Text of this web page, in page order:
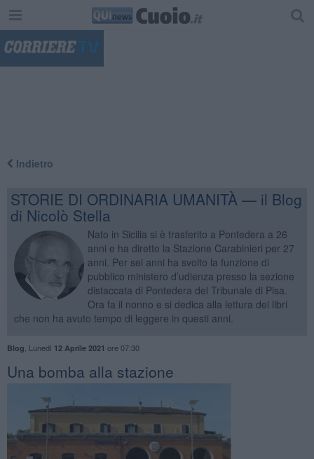
Indietro
STORIE DI ORDINARIA UMANITÀ — il Blog
di Nicolò Stella
Nato in Sicilia si è trasferito a Pontedera a 26
anni e ha diretto la Stazione Carabinieri per 27
anni. Per sei anni ha svolto la funzione di
pubblico ministero d’udienza presso la sezione
distaccata di Pontedera del Tribunale di Pisa.
Ora fa il nonno e si dedica alla lettura dei libri
che non ha avuto tempo di leggere in questi anni.
Blog Lunedì 12 Aprile 2021 ore 07:30
Una bomba alla stazione